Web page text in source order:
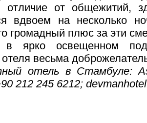
от общежитий,
вдвоем на несколько
громадный плюс за эти
в ярко освещенном
весьма
отель в Стамбуле:
212 245 6212;